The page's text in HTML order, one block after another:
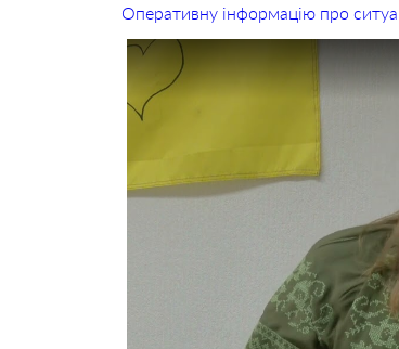
Оперативну інформацію про